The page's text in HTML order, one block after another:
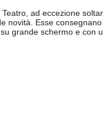
ad eccezione
Esse
grande schermo e con